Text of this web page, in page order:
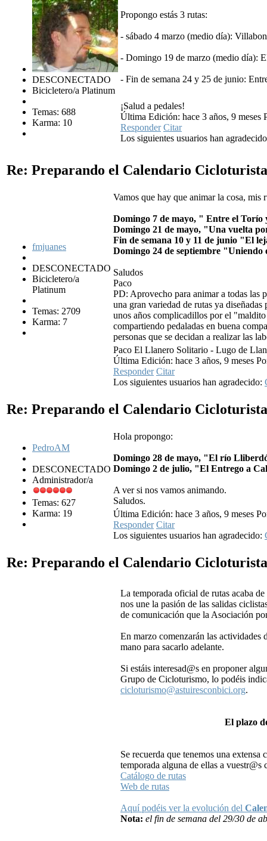
DESCONECTADO
Bicicletero/a Platinum
Temas: 688
Karma: 10
Propongo estás 3 rutas:
- sábado 4 marzo (medio día):
- Domingo 19 de marzo (medio día):
- Fin de semana 24 y 25 de junio:
¡Salud a pedales!
Última Edición: hace 3 años, 9 meses
Responder Citar
Los siguientes usuarios han
Re: Preparando el Calendario
fmjuanes
DESCONECTADO
Bicicletero/a
Platinum
Temas: 2709
Karma: 7
Vamos que hay que animar la cosa, mis
Domingo 7 de mayo, " Entre el
Domingo 21 de mayo, "Una vuelta
Fin de semana 10 y 11 de junio "El
Domingo 24 de septiembre
Saludos
Paco
PD: Aprovecho para animar a todas las
una gran variedad de rutas ya
unos años complicadillos por el
compartiendo pedaladas en buena
personas que se decidan a realizar las
Paco El Llanero Solitario - Lugo de
Última Edición: hace 3 años, 9 meses
Responder Citar
Los siguientes usuarios han agradecido:
Re: Preparando el Calendario
PedroAM
DESCONECTADO
Administrador/a
Temas: 627
Karma: 19
Hola propongo:
Domingo 28 de mayo, "El río
Domingo 2 de julio, "El Entrego a
A ver si nos vamos animando.
Saludos.
Última Edición: hace 3 años, 9 meses
Responder Citar
Los siguientes usuarios han agradecido:
Re: Preparando el Calendario
La temporada oficial de rutas acaba
nos une la pasión de las salidas
de comunicación que la Asociación
En marzo comenzarán las actividades
mano para sacarlo adelante.
Si estáis interesad@s en proponer
Grupo de Cicloturismo, lo podéis
cicloturismo@astuiresconbici.org.
El plazo
Se recuerda que tenemos una
temporada alguna de ellas a vuestr@s
Catálogo de rutas
Web de rutas
Aquí podéis ver la evolución del
Nota: el fin de semana del 29/30 de